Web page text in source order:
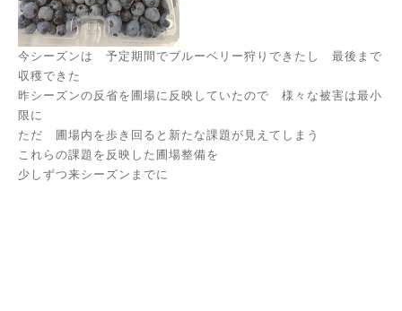
今シーズンは 予定期間でブルーベリー狩りできたし 最後まで
収穫できた
昨シーズンの反省を圃場に反映していたので 様々な被害は最小
限に
ただ 圃場内を歩き回ると新たな課題が見えてしまう
これらの課題を反映した圃場整備を
少しずつ来シーズンまでに